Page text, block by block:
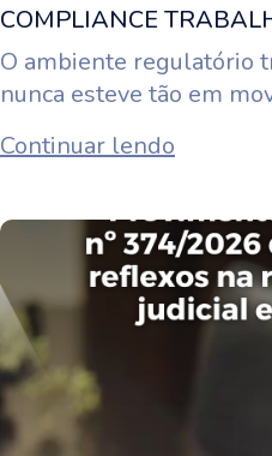
COMPLIANCE
O ambiente regulatório
nunca esteve tão em
Continuar lendo